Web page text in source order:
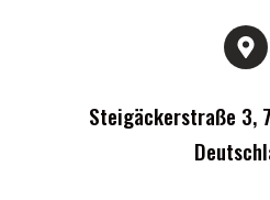
Steigäckerstraße 3,